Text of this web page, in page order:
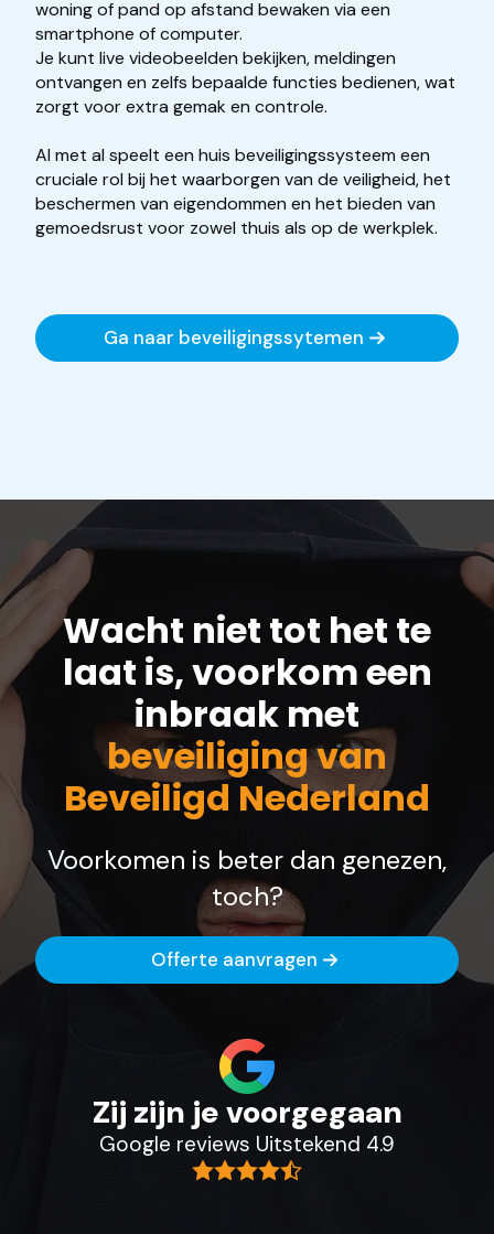
woning of pand op afstand bewaken via een
smartphone of computer.
Je kunt live videobeelden bekijken, meldingen
ontvangen en zelfs bepaalde functies bedienen, wat
zorgt voor extra gemak en controle.
Al met al speelt een huis beveiligingssysteem een
cruciale rol bij het waarborgen van de veiligheid, het
beschermen van eigendommen en het bieden van
gemoedsrust voor zowel thuis als op de werkplek.
Ga naar beveiligingssytemen
Wacht niet tot het te
laat is, voorkom een
inbraak met
beveiliging van
Beveiligd Nederland
Voorkomen is beter dan genezen,
toch?
Offerte aanvragen
Zij zijn je voorgegaan
Google reviews Uitstekend 4.9